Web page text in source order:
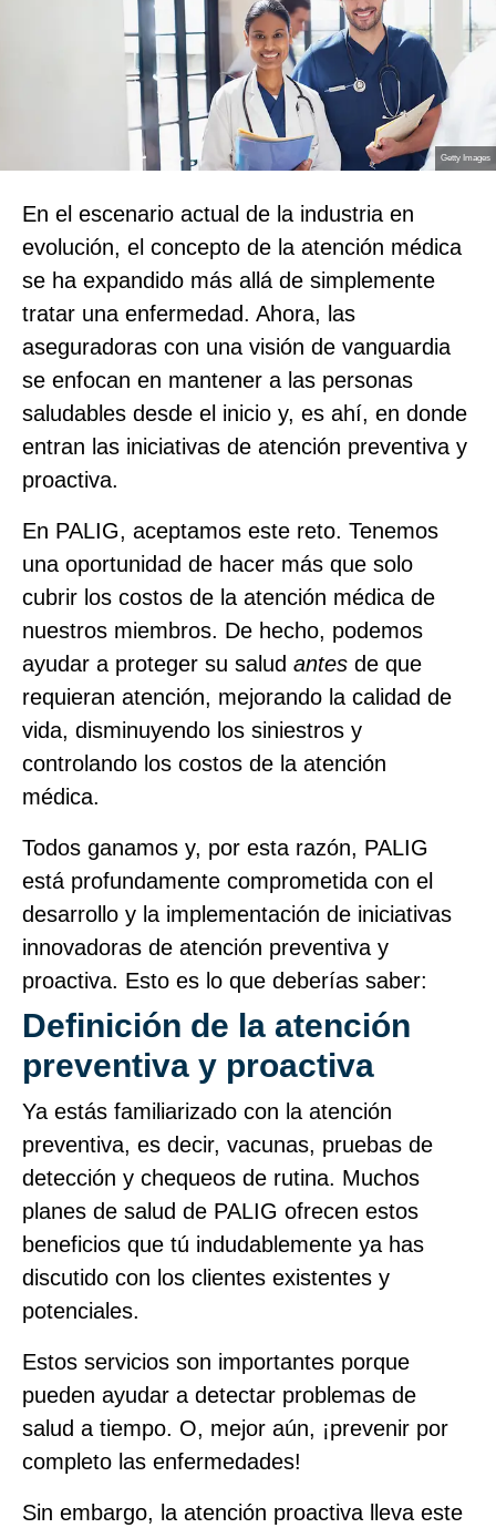
Getty Images
En el escenario actual de la industria en
evolución, el concepto de la atención médica
se ha expandido más allá de simplemente
tratar una enfermedad. Ahora, las
aseguradoras con una visión de vanguardia
se enfocan en mantener a las personas
saludables desde el inicio y, es ahí, en donde
entran las iniciativas de atención preventiva y
proactiva.
En PALIG, aceptamos este reto. Tenemos
una oportunidad de hacer más que solo
cubrir los costos de la atención médica de
nuestros miembros. De hecho, podemos
ayudar a proteger su salud antes de que
requieran atención, mejorando la calidad de
vida, disminuyendo los siniestros y
controlando los costos de la atención
médica.
Todos ganamos y, por esta razón, PALIG
está profundamente comprometida con el
desarrollo y la implementación de iniciativas
innovadoras de atención preventiva y
proactiva. Esto es lo que deberías saber:
Definición de la atención
preventiva y proactiva
Ya estás familiarizado con la atención
preventiva, es decir, vacunas, pruebas de
detección y chequeos de rutina. Muchos
planes de salud de PALIG ofrecen estos
beneficios que tú indudablemente ya has
discutido con los clientes existentes y
potenciales.
Estos servicios son importantes porque
pueden ayudar a detectar problemas de
salud a tiempo. O, mejor aún, ¡prevenir por
completo las enfermedades!
Sin embargo, la atención proactiva lleva este